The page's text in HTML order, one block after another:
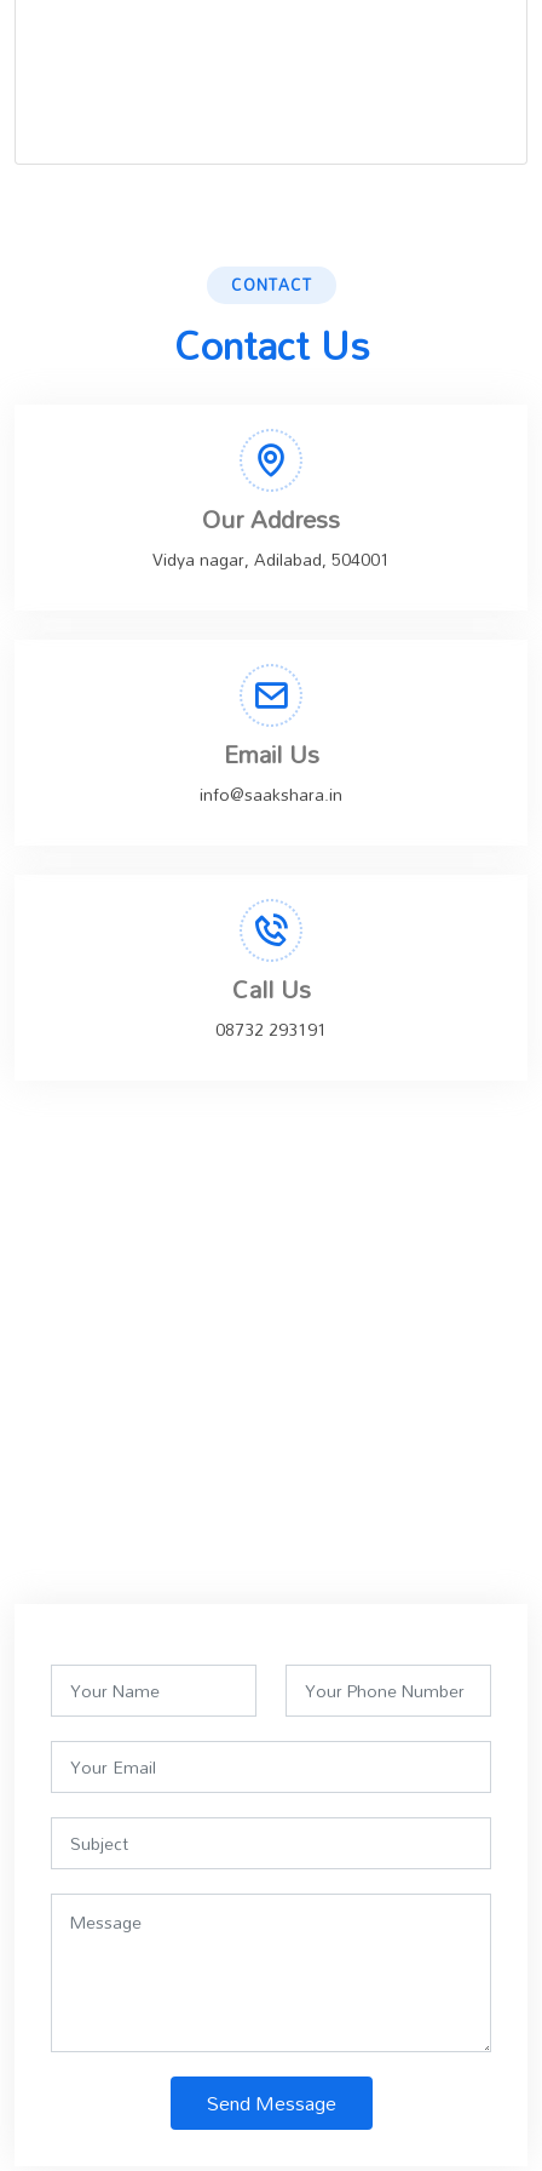
CONTACT
Contact Us
Our Address
Vidya nagar, Adilabad, 504001
Email Us
info@saakshara.in
Call Us
08732 293191
Send Message